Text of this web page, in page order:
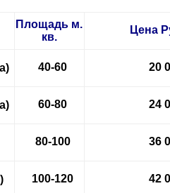
Площадь м.
кв.
Цена
40-60 20
60-80 24
80-100 36
100-120 42